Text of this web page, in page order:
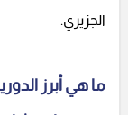
الجزيري.
ما هي أبرز